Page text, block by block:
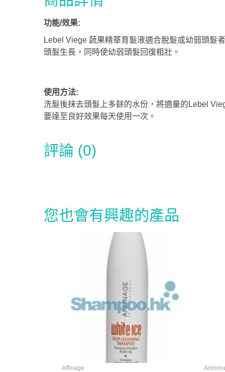
功能/效果:
Lebel Viege 蔬果精華育髮液適合脫髮或幼弱頭髮
頭髮生長，同時使幼弱頭髮回復粗壯。
使用方法:
洗髮後抹去頭髮上多餘的水份，將適量的Lebel
要達至良好效果每天使用一次。
評論 (0)
您也會有興趣的產品
Affinage